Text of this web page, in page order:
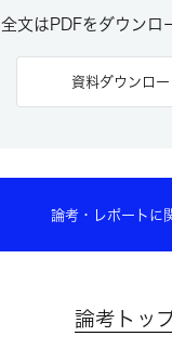
全文はPDFをダウンロ
資料ダウンロー
論考・レポートに
論考トッ